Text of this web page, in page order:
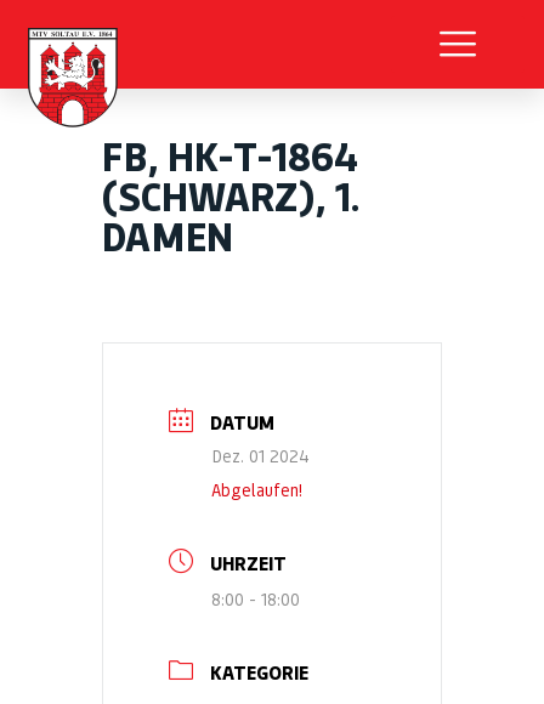
FB, HK-T-1864
(SCHWARZ), 1.
DAMEN
DATUM
Dez. 01 2024
Abgelaufen!
UHRZEIT
8:00 - 18:00
KATEGORIE